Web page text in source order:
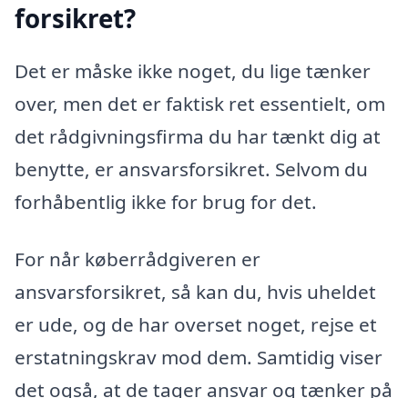
forsikret?
Det er måske ikke noget, du lige tænker
over, men det er faktisk ret essentielt, om
det rådgivningsfirma du har tænkt dig at
benytte, er ansvarsforsikret. Selvom du
forhåbentlig ikke for brug for det.
For når køberrådgiveren er
ansvarsforsikret, så kan du, hvis uheldet
er ude, og de har overset noget, rejse et
erstatningskrav mod dem. Samtidig viser
det også, at de tager ansvar og tænker på